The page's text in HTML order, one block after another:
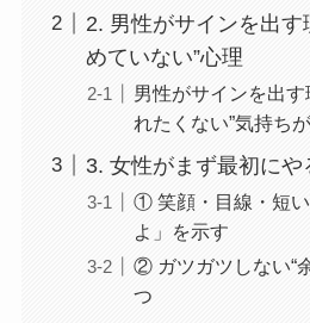
2. 男性がサインを出す
めていない”心理
男性がサインを出
れたくない”気持ち
3. 女性がまず最初にや
① 笑顔・目線・短
よ」を示す
② ガツガツしない“
つ